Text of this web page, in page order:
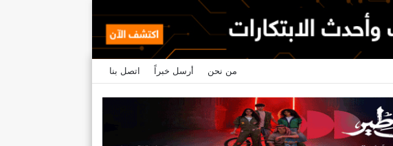
من نحن أرسل خبراً اتصل بنا